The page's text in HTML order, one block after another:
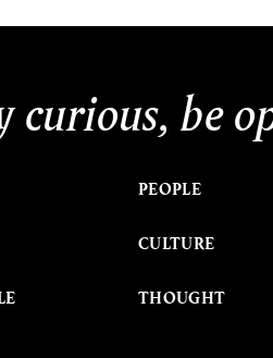
curious, be
PEOPLE
CULTURE
THOUGHT